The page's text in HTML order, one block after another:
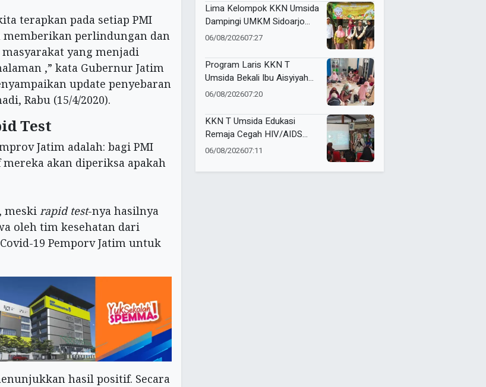
terapkan pada setiap PMI
memberikan perlindungan dan
yang menjadi
,” kata Gubernur Jatim
update penyebaran
Rabu (15/4/2020).
Test
Jatim adalah: bagi PMI
mereka akan diperiksa apakah
meski rapid test-nya hasilnya
oleh tim kesehatan dari
19 Pemporv Jatim untuk
hasil positif. Secara
Lima Kelompok KKN Umsida
Dampingi UMKM Sidoarjo
dan Pasuruan Perkuat
Digital
06/08/202607:27
Program Laris KKN T
Umsida Bekali Ibu Aisyiyah
Keterampilan Produk Kreatif
06/08/202607:20
KKN T Umsida Edukasi
Remaja Cegah HIV/AIDS
Lewat Program Sigap di
06/08/202607:11